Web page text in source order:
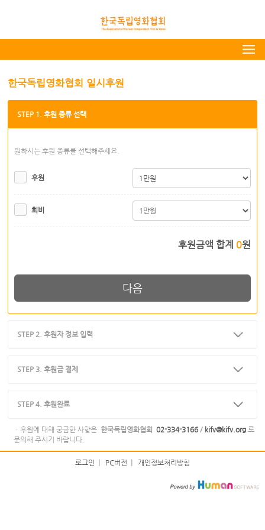
한국독립영화협회 일시후원
STEP 1. 후원 종류 선택
원하시는 후원 종류를 선택해주세요.
후원
회비
후원금액 합계 0원
다음
STEP 2. 후원자 정보 입력
STEP 3. 후원금 결제
STEP 4. 후원완료
ㆍ후원에 대해 궁금한 사항은 한국독립영화협회02-334-3166 / kifv@kifv.org 로
문의해 주시기 바랍니다.
로그인 PC버전 개인정보처리방침